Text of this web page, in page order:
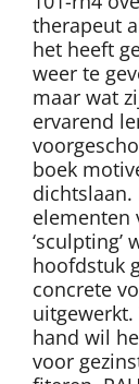
therapeut
het heeft
weer te
maar wat
ervarend
boek
elementen
hoofdstuk
concrete
hand wil
voor